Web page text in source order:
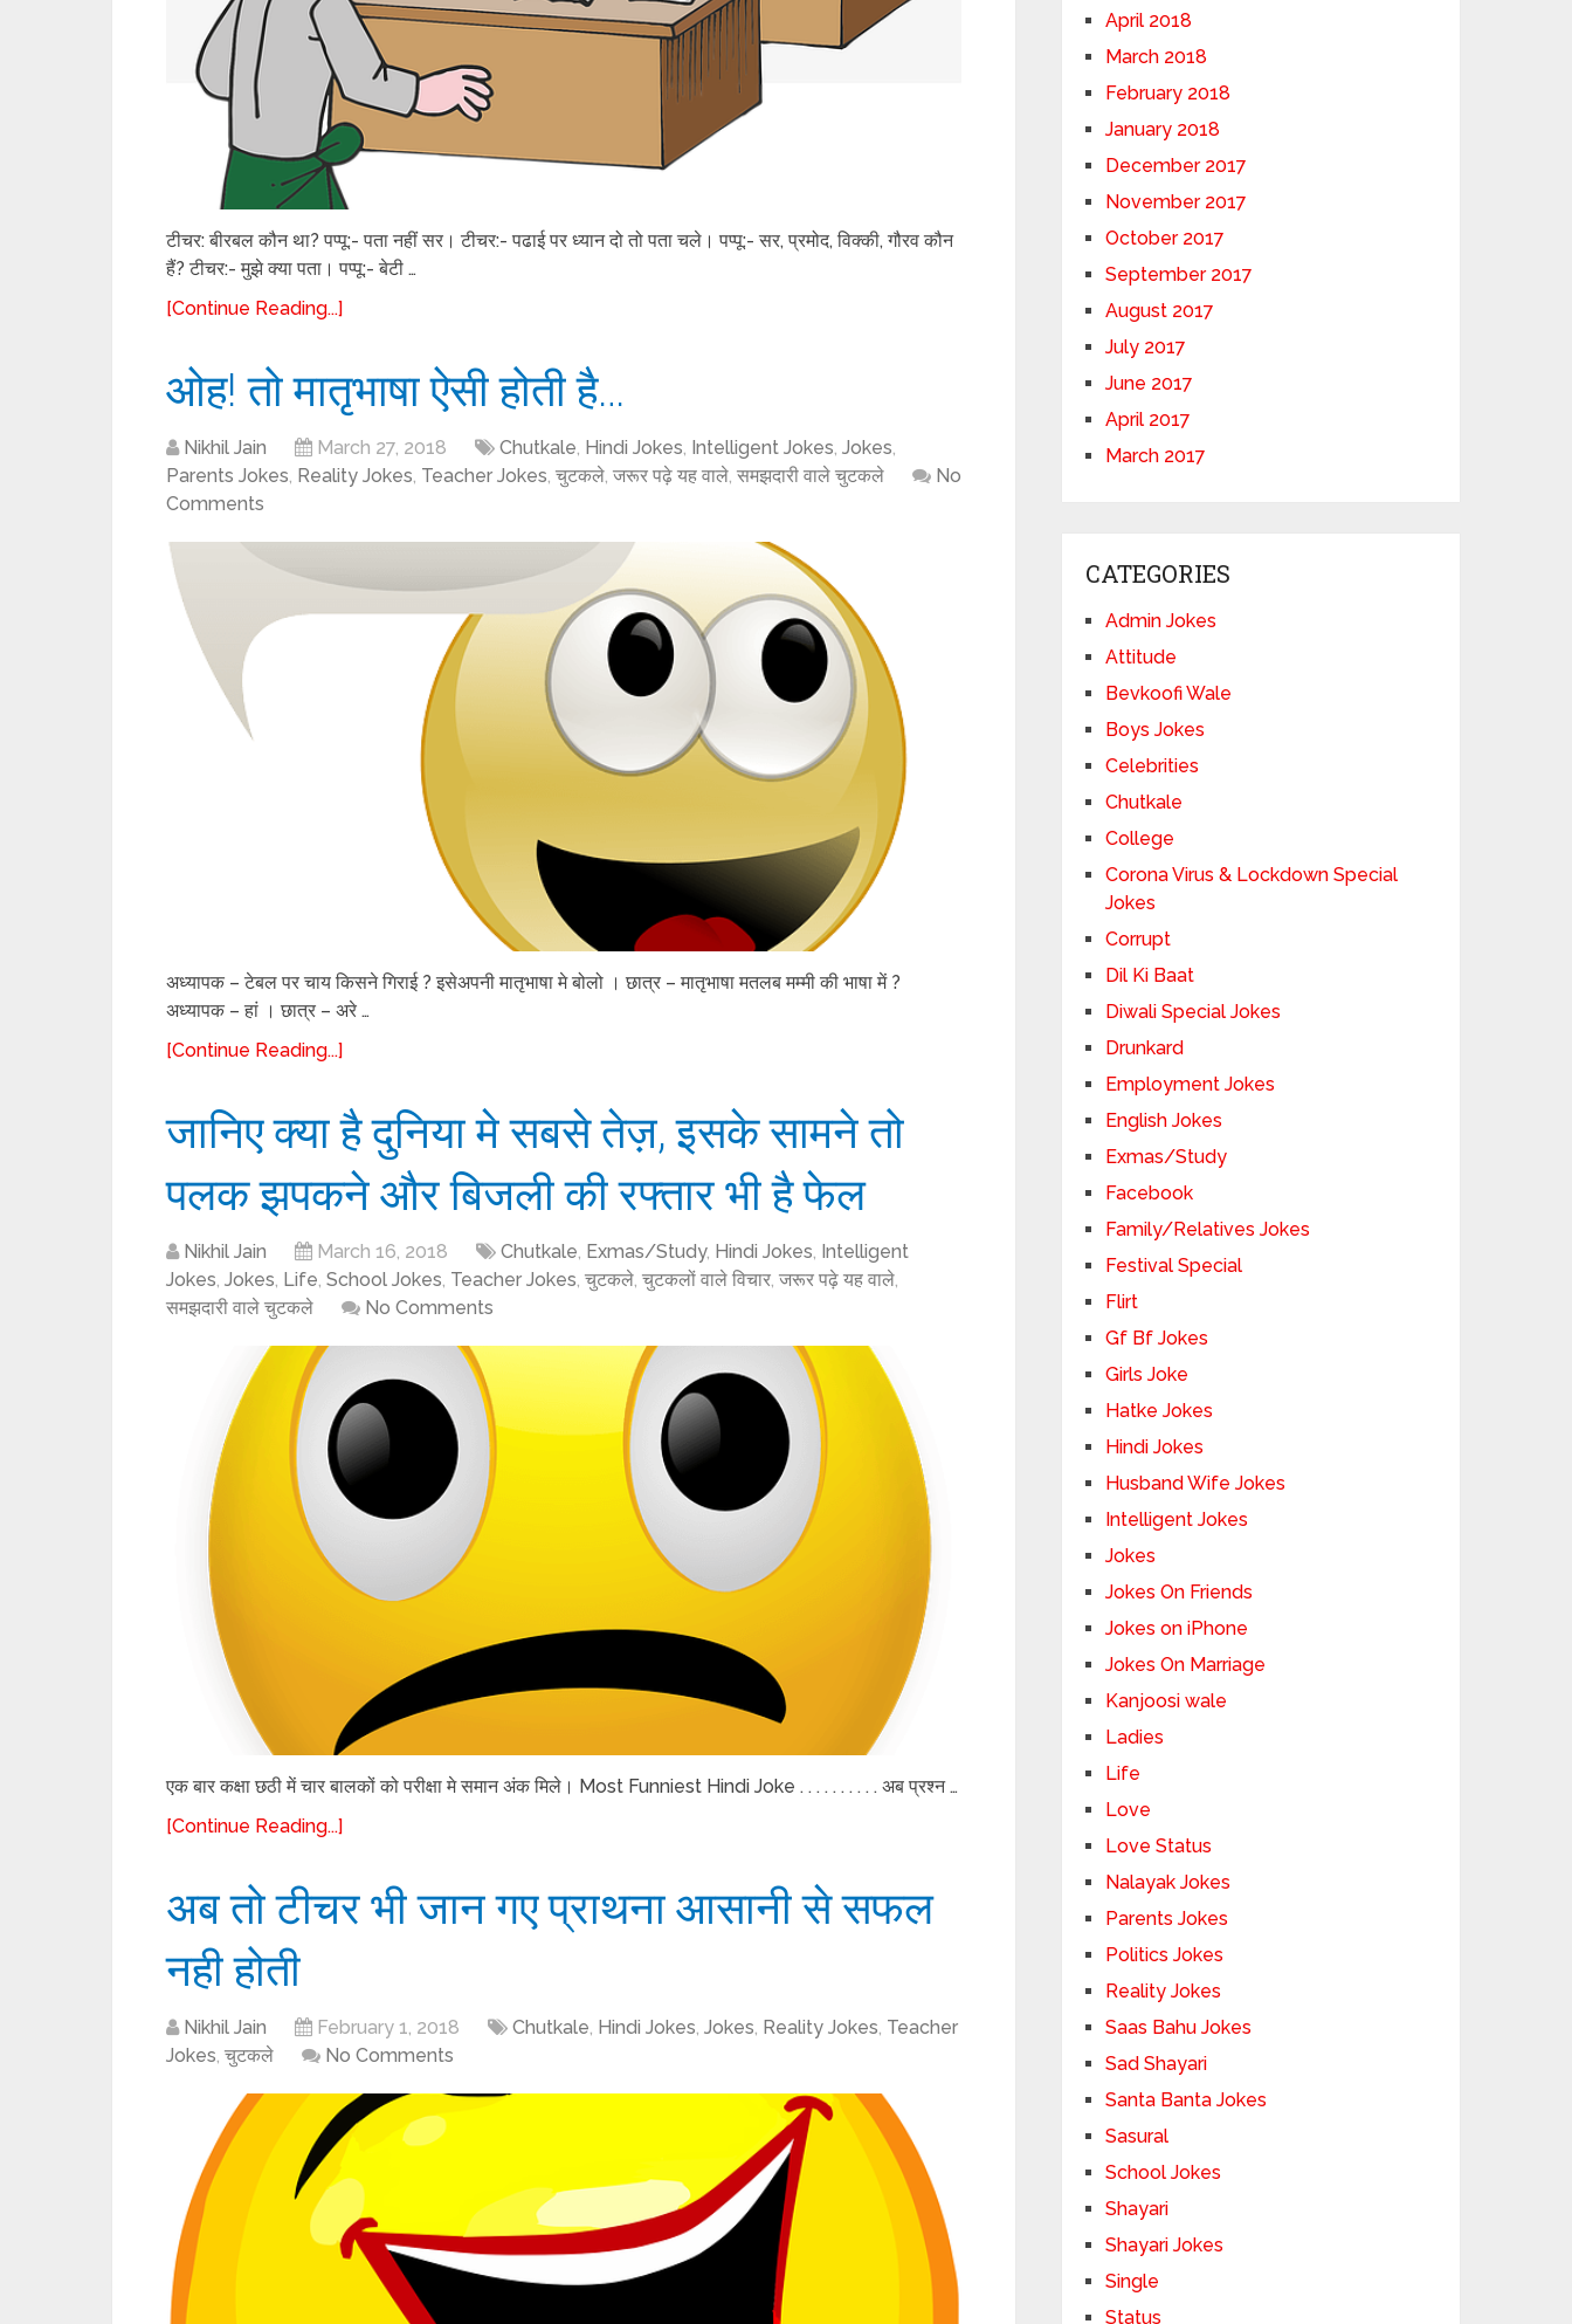
टीचर: बीरबल कौन था? पप्पू:- पता नहीं सर। टीचर:- पढाई पर ध्यान दो तो पता चले। पप्पू:- सर, प्रमोद, विक्की, गौरव कौन
हैं? टीचर:- मुझे क्या पता। पप्पू:- बेटी …
[Continue Reading...]
ओह! तो मातृभाषा ऐसी होती है…
Nikhil Jain March 27, 2018 Chutkale, Hindi Jokes, Intelligent Jokes, Jokes,
Parents Jokes, Reality Jokes, Teacher Jokes, चुटकले, जरूर पढ़े यह वाले, समझदारी वाले चुटकले
No
Comments
अध्यापक – टेबल पर चाय किसने गिराई ? इसेअपनी मातृभाषा मे बोलो । छात्र – मातृभाषा मतलब मम्मी की भाषा में ?
अध्यापक – हां । छात्र – अरे …
[Continue Reading...]
जानिए क्या है दुनिया मे सबसे तेज़, इसके सामने तो
पलक झपकने और बिजली की रफ्तार भी है फेल
Nikhil Jain March 16, 2018 Chutkale, Exmas/Study, Hindi Jokes, Intelligent
Jokes, Jokes, Life, School Jokes, Teacher Jokes, चुटकले, चुटकलों वाले विचार, जरूर पढ़े यह वाले,
समझदारी वाले चुटकले
No Comments
एक बार कक्षा छठी में चार बालकों को परीक्षा मे समान अंक मिले। Most Funniest Hindi Joke . . . . . . . . . . अब प्रश्न …
[Continue Reading...]
अब तो टीचर भी जान गए प्राथना आसानी से सफल
नही होती
Nikhil Jain February 1, 2018 Chutkale, Hindi Jokes, Jokes, Reality Jokes, Teacher
Jokes, चुटकले No Comments
April 2018
March 2018
February 2018
January 2018
December 2017
November 2017
October 2017
September 2017
August 2017
July 2017
June 2017
April 2017
March 2017
CATEGORIES
Admin Jokes
Attitude
Bevkoofi Wale
Boys Jokes
Celebrities
Chutkale
College
Corona Virus & Lockdown Special
Jokes
Corrupt
Dil Ki Baat
Diwali Special Jokes
Drunkard
Employment Jokes
English Jokes
Exmas/Study
Facebook
Family/Relatives Jokes
Festival Special
Flirt
Gf Bf Jokes
Girls Joke
Hatke Jokes
Hindi Jokes
Husband Wife Jokes
Intelligent Jokes
Jokes
Jokes On Friends
Jokes on iPhone
Jokes On Marriage
Kanjoosi wale
Ladies
Life
Love
Love Status
Nalayak Jokes
Parents Jokes
Politics Jokes
Reality Jokes
Saas Bahu Jokes
Sad Shayari
Santa Banta Jokes
Sasural
School Jokes
Shayari
Shayari Jokes
Single
Status